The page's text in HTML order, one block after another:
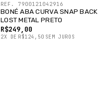
BONÉ ABA CURVA SNAP BACK
LOST METAL PRETO
R$249,00
2X DE R$124,50 SEM JUROS
REF. 7900121042916